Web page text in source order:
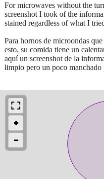
For microwaves without the
screenshot I took of the
stained regardless of what I
Para hornos de microondas
esto, su comida tiene un
aquí un screenshot de la
limpio pero un poco